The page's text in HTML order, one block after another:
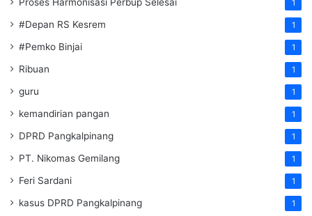
1
#Depan RS Kesrem 1
#Pemko Binjai 1
Ribuan 1
guru 1
kemandirian pangan 1
DPRD Pangkalpinang 1
PT. Nikomas Gemilang 1
Feri Sardani 1
kasus DPRD Pangkalpinang 1